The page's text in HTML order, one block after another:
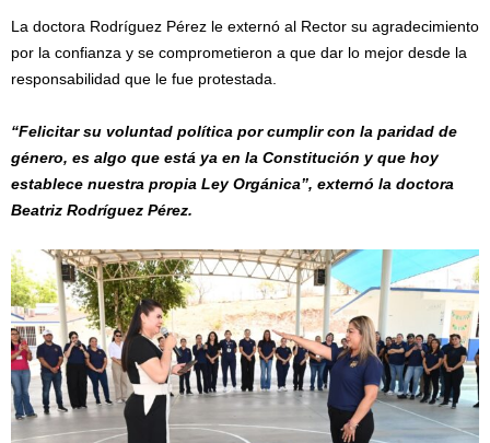
La doctora Rodríguez Pérez le externó al Rector su agradecimiento
por la confianza y se comprometieron a que dar lo mejor desde la
responsabilidad que le fue protestada.
“Felicitar su voluntad política por cumplir con la paridad de
género, es algo que está ya en la Constitución y que hoy
establece nuestra propia Ley Orgánica”, externó la doctora
Beatriz Rodríguez Pérez.